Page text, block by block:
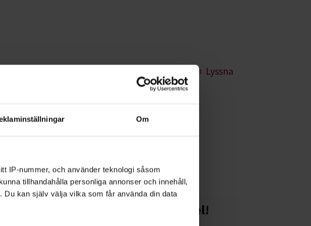
Om
IP-nummer, och använder teknologi såsom
tillhandahålla personliga annonser och innehåll,
kan själv välja vilka som får använda din data
Lyssna
startat upp Kulturskola
funktionsnedsättning.
om man
Starta en studiecirkel!